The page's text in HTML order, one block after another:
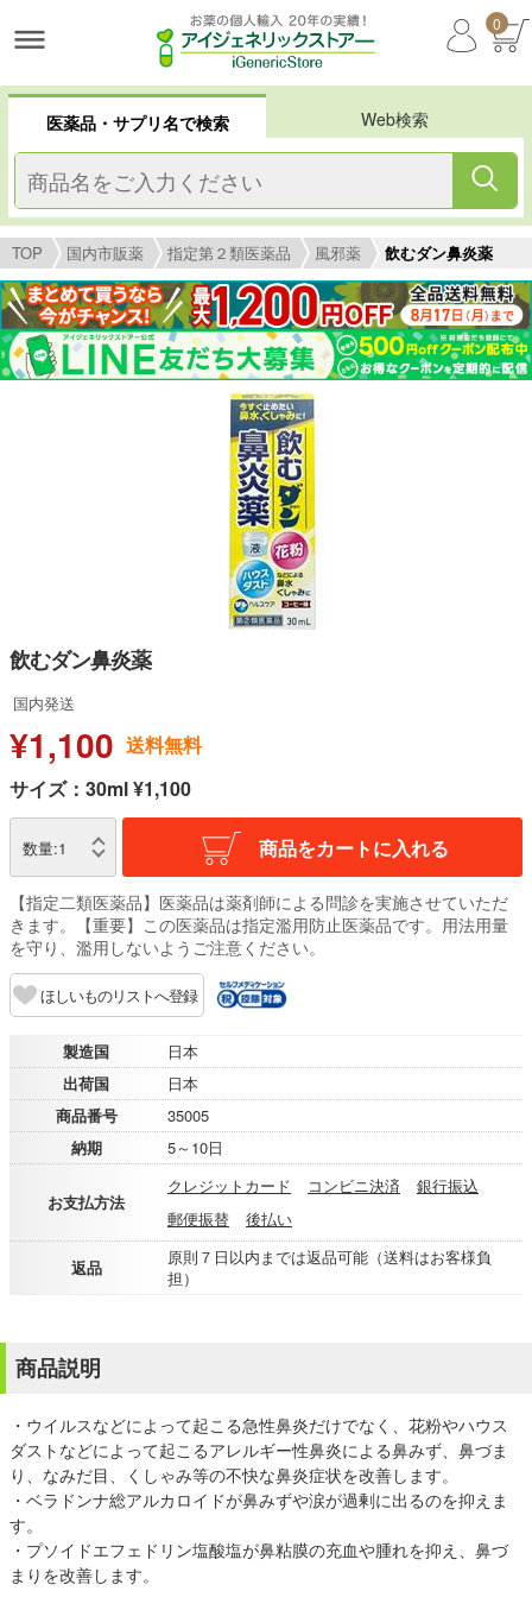
0
医薬品・サプリ名で検索 Web検索
TOP 国内市販薬 指定第２類医薬品 風邪薬 飲むダン鼻炎薬
飲むダン鼻炎薬
国内発送
¥1,100 送料無料
サイズ：30ml ¥1,100
数量:1 商品をカートに入れる
【指定二類医薬品】医薬品は薬剤師による問診を実施させていただ
きます。【重要】この医薬品は指定濫用防止医薬品です。用法用量
を守り、濫用しないようご注意ください。
ほしいものリストへ登録
製造国
日本
出荷国
日本
商品番号
35005
納期
5～10日
お支払方法
クレジットカード コンビニ決済
銀行振込
郵便振替
後払い
返品
原則７日以内までは返品可能（送料はお客様負
担）
商品説明
・ウイルスなどによって起こる急性鼻炎だけでなく、花粉やハウス
ダストなどによって起こるアレルギー性鼻炎による鼻みず、鼻づま
り、なみだ目、くしゃみ等の不快な鼻炎症状を改善します。
・ベラドンナ総アルカロイドが鼻みずや涙が過剰に出るのを抑えま
す。
・プソイドエフェドリン塩酸塩が鼻粘膜の充血や腫れを抑え、鼻づ
まりを改善します。